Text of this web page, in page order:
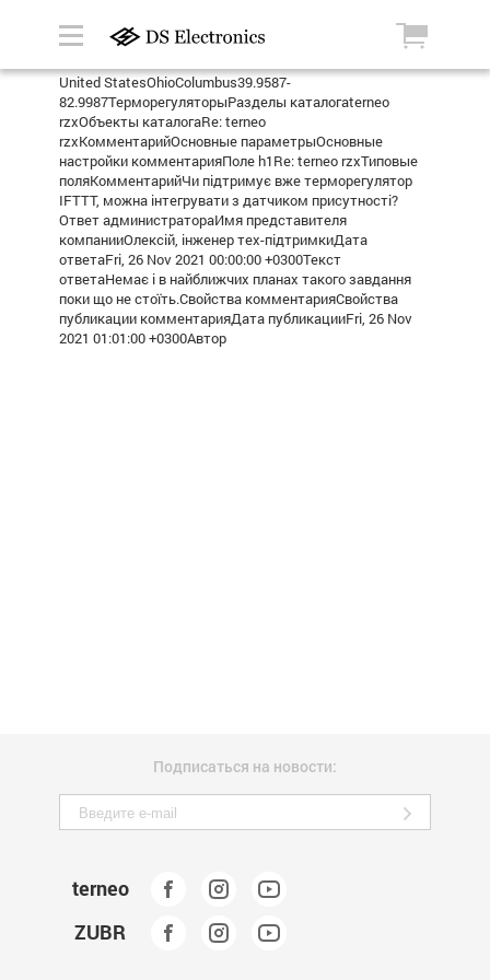
United StatesOhioColumbus39.9587-
82.9987ТерморегуляторыРазделы каталогаterneo
rzxОбъекты каталогаRe: terneo
rzxКомментарийОсновные параметрыОсновные
настройки комментарияПоле h1Re: terneo rzxТиповые
поляКомментарийЧи підтримує вже терморегулятор
IFTTT, можна інтегрувати з датчиком присутності?
Ответ администратораИмя представителя
компанииОлексій, інженер тех-підтримкиДата
ответаFri, 26 Nov 2021 00:00:00 +0300Текст
ответаНемає і в найближчих планах такого завдання
поки що не стоїть.Свойства комментарияСвойства
публикации комментарияДата публикацииFri, 26 Nov
2021 01:01:00 +0300Автор
Подписаться на новости:
terneo
ZUBR